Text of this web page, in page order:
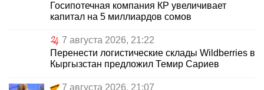
Госипотечная компания КР увеличивает
капитал на 5 миллиардов сомов
7 августа 2026, 21:22
Перенести логистические склады Wildberries в
Кыргызстан предложил Темир Сариев
7 августа 2026, 21:07